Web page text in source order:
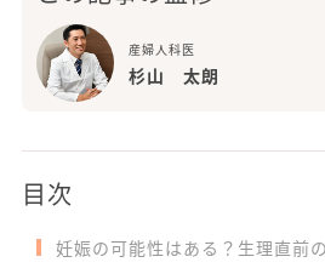
産婦人科医
杉山 太朗
目次
妊娠の可能性はある？生理直前